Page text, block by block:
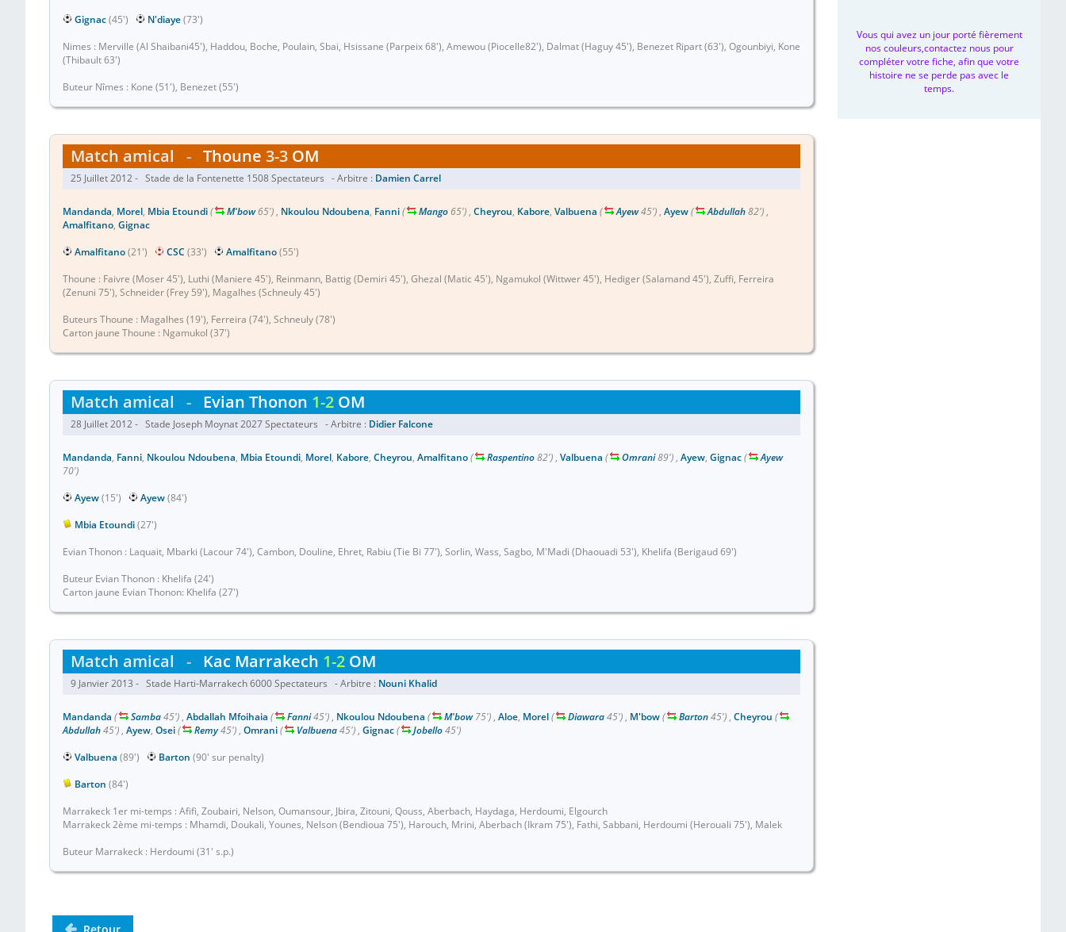
Gignac(45') N'diaye(73')
Nimes : Merville (Al Shaibani45'), Haddou, Boche, Poulain, Sbai, Hsissane (Parpeix 68'), Amewou (Piocelle82'), Dalmat (Haguy 45'), Benezet Ripart (63'), Ogounbiyi, Kone
(Thibault 63')
Buteur Nîmes : Kone (51'), Benezet (55')
Match amical - Thoune 3-3 OM
25 Juillet 2012 - Stade de la Fontenette 1508 Spectateurs - Arbitre : Damien Carrel
Mandanda, Morel, Mbia Etoundi( M'bow65') , Nkoulou Ndoubena, Fanni( Mango65') , Cheyrou, Kabore, Valbuena ( Ayew45') , Ayew( Abdullah82') ,
Amalfitano, Gignac
Amalfitano(21') CSC (33') Amalfitano(55')
Thoune : Faivre (Moser 45'), Luthi (Maniere 45'), Reinmann, Battig (Demiri 45'), Ghezal (Matic 45'), Ngamukol (Wittwer 45'), Hediger (Salamand 45'), Zuffi, Ferreira
(Zenuni 75'), Schneider (Frey 59'), Magalhes (Schneuly 45')
Buteurs Thoune : Magalhes (19'), Ferreira (74'), Schneuly (78')
Carton jaune Thoune : Ngamukol (37')
Match amical - Evian Thonon 1-2 OM
28 Juillet 2012 - Stade Joseph Moynat 2027 Spectateurs - Arbitre : Didier Falcone
Mandanda, Fanni, Nkoulou Ndoubena, Mbia Etoundi, Morel, Kabore, Cheyrou, Amalfitano( Raspentino82') , Valbuena ( Omrani89') , Ayew, Gignac(
Ayew
70')
Ayew(15') Ayew(84')
Mbia Etoundi(27')
Evian Thonon : Laquait, Mbarki (Lacour 74'), Cambon, Douline, Ehret, Rabiu (Tie Bi 77'), Sorlin, Wass, Sagbo, M'Madi (Dhaouadi 53'), Khelifa (Berigaud 69')
Buteur Evian Thonon : Khelifa (24')
Carton jaune Evian Thonon: Khelifa (27')
Match amical - Kac Marrakech 1-2 OM
9 Janvier 2013 - Stade Harti-Marrakech 6000 Spectateurs - Arbitre : Nouni Khalid
Mandanda ( Samba45') , Abdallah Mfoihaia ( Fanni45') , Nkoulou Ndoubena ( M'bow75') , Aloe, Morel( Diawara45') , M'bow( Barton45') , Cheyrou (
Abdullah45') , Ayew, Osei( Remy45') , Omrani( Valbuena45') , Gignac( Jobello45')
Valbuena (89') Barton (90' sur penalty)
Barton (84')
Marrakeck 1er mi-temps : Afifi, Zoubairi, Nelson, Oumansour, Jbira, Zitouni, Qouss, Aberbach, Haydaga, Herdoumi, Elgourch
Marrakeck 2ème mi-temps : Mhamdi, Doukali, Younes, Nelson (Bendioua 75'), Harouch, Mrini, Aberbach (Ikram 75'), Fathi, Sabbani, Herdoumi (Herouali 75'), Malek
Buteur Marrakeck : Herdoumi (31' s.p.)
Vous qui avez un jour porté fièrement
nos couleurs,contactez nous pour
compléter votre fiche, afin que votre
histoire ne se perde pas avec le
temps.